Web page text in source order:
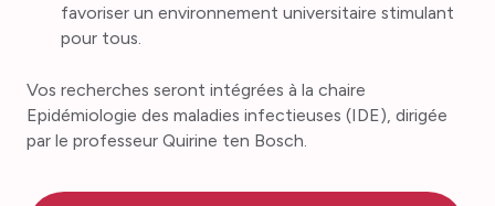
favoriser un environnement universitaire stimulant
pour tous.
Vos recherches seront intégrées à la chaire
Epidémiologie des maladies infectieuses (IDE), dirigée
par le professeur Quirine ten Bosch.